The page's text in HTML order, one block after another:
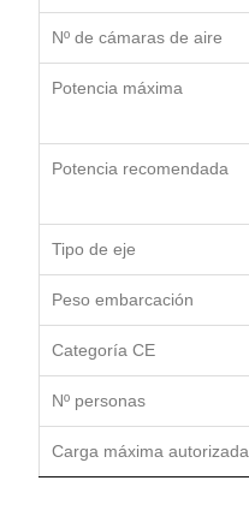
Nº de cámaras de aire
Potencia máxima
Potencia recomendada
Tipo de eje
Peso embarcación
Categoría CE
Nº personas
Carga máxima autorizada